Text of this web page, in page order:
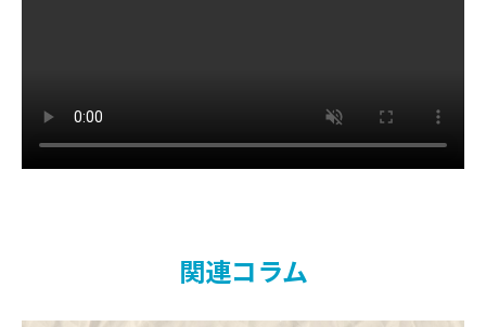
関連コラム